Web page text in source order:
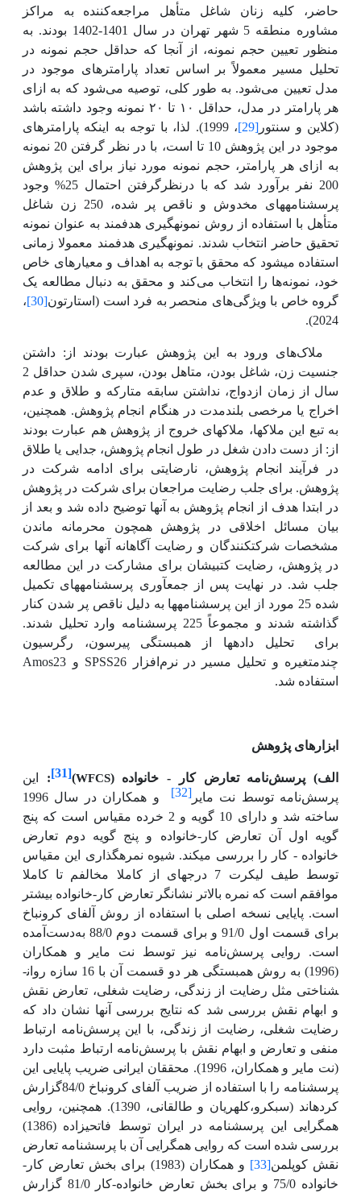
حاضر، کلیه زنان شاغل متأهل مراجعه‌کننده به مراکز
مشاوره منطقه 5 شهر تهران در سال 1401-1402 بودند. به
منظور تعیین حجم نمونه، از آنجا که حداقل حجم نمونه در
تحلیل مسیر معمولاً بر اساس تعداد پارامترهای موجود در
مدل تعیین می‌شود. به طور کلی، توصیه می‌شود که به ازای
هر پارامتر در مدل، حداقل ۱۰ تا ۲۰ نمونه وجود داشته باشد
(کلاین و سنتور [29]
، 1999). لذا، با توجه به اینکه پارامترهای
موجود در این پژوهش 10 تا است، با در نظر گرفتن 20 نمونه
به ازای هر پارامتر، حجم نمونه مورد نیاز برای این پژوهش
200 نفر برآورد شد که با درنظرگرفتن احتمال 25%
وجود
پرسشنامه­های مخدوش و ناقص پر شده، 250 زن شاغل
متأهل با استفاده از روش نمونه­گیری هدفمند به عنوان نمونه
تحقیق حاضر انتخاب شدند. نمونه­گیری هدفمند معمولا زمانی
استفاده می­شود که محقق با توجه به اهداف و معیارهای خاص
خود، نمونه‌ها را انتخاب می‌کند و محقق به دنبال مطالعه یک
گروه خاص با ویژگی‌های منحصر به فرد است (استارتون[30]،
2024).
ملاک‌های ورود به این پژوهش عبارت بودند از: داشتن
جنسیت زن، شاغل بودن، متاهل بودن، سپری شدن حداقل 2
سال از زمان ازدواج، نداشتن سابقه متارکه و طلاق و عدم
اخراج یا مرخصی بلندمدت در هنگام انجام پژوهش. همچنین،
به تبع این ملاک­ها، ملاک­های خروج از پژوهش هم عبارت بودند
از: از دست دادن شغل در طول انجام پژوهش، جدایی یا طلاق
در فرآیند انجام پژوهش، نارضایتی برای ادامه شرکت در
پژوهش. برای جلب رضایت مراجعان برای شرکت در پژوهش
در ابتدا هدف از انجام پژوهش به آنها توضیح داده شد و بعد از
بیان مسائل اخلاقی در پژوهش همچون محرمانه ماندن
مشخصات شرکت­کنندگان و رضایت آگاهانه آنها برای شرکت
در پژوهش، رضایت کتبی­شان برای مشارکت در این مطالعه
جلب شد. در نهایت پس از جمع­آوری پرسشنامه­های تکمیل
شده 25 مورد از این پرسشنامه­ها به دلیل ناقص پر شدن کنار
گذاشته شدند و مجموعاً 225 پرسشنامه وارد تحلیل شدند.
برای
تحلیل داده­ها از همبستگی پیرسون، رگرسیون
چندمتغیره و تحلیل مسیر
در نرم‌افزار SPSS26 و Amos23
استفاده شد.
ابزارهای پژوهش
الف) پرسش‌نامه تعارض کار - خانواده (WFCS
)
[31]
: این
پرسش‌نامه توسط نت مایر[32]
و همکاران در سال 1996
ساخته شد و دارای 10 گویه و 2 خرده مقیاس است که پنج
گویه اول آن تعارض کار-خانواده و پنج گویه دوم تعارض
خانواده - کار را بررسی می­کند. شیوه نمره­گذاری این مقیاس
توسط طیف لیکرت 7 درجه­ای از کاملا مخالفم تا کاملا
موافقم است که نمره بالاتر نشانگر تعارض کار-خانواده بیشتر
است. پایایی نسخه اصلی با استفاده از روش آلفای کرونباخ
برای قسمت اول 91/0 و برای قسمت دوم 88/0 به‌دست‌آمده
است. روایی پرسش‌نامه نیز توسط نت مایر و همکاران
(1996) به روش همبستگی هر دو قسمت آن با 16 سازه روان­
شناختی مثل رضایت از زندگی، رضایت شغلی، تعارض نقش
و ابهام نقش بررسی شد که نتایج بررسی آنها نشان داد که
رضایت شغلی، رضایت از زندگی، با این پرسش‌نامه ارتباط
منفی و تعارض و ابهام نقش با پرسش‌نامه ارتباط مثبت دارد
(نت مایر و همکاران، 1996). محققان ایرانی ضریب پایایی این
پرسشنامه را با استفاده از ضریب آلفای کرونباخ 84/0گزارش
کرده­اند (سبک­رو،کلهریان و طالقانی، 1390). همچنین، روایی
همگرایی این پرسش­نامه در ایران توسط فاتحی­زاده (1386)
بررسی شده است که روایی همگرایی آن با پرسشنامه تعارض
نقش کوپلمن[33]
و همکاران (1983) برای بخش تعارض کار-
خانواده 75/0 و برای بخش تعارض خانواده-کار 81/0 گزارش